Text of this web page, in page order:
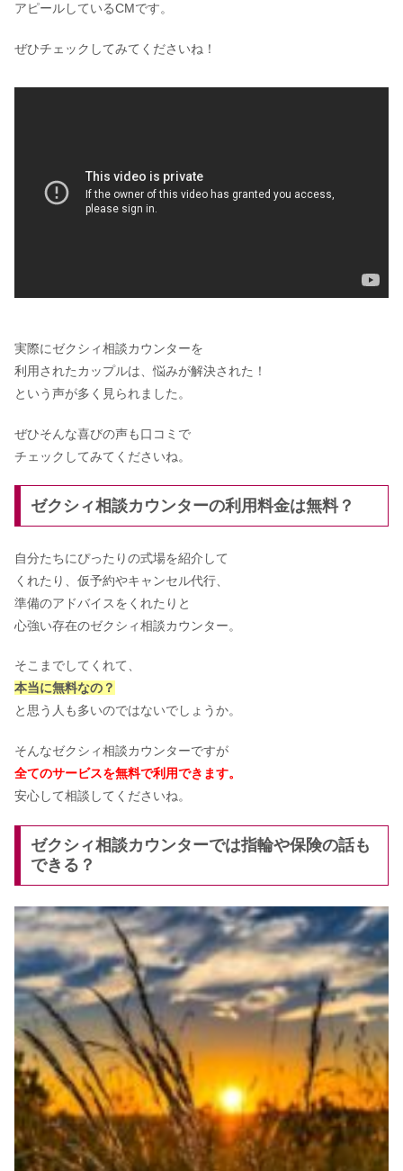
アピールしているCMです。
ぜひチェックしてみてくださいね！
実際にゼクシィ相談カウンターを
利用されたカップルは、悩みが解決された！
という声が多く見られました。
ぜひそんな喜びの声も口コミで
チェックしてみてくださいね。
ゼクシィ相談カウンターの利用料金は無料？
自分たちにぴったりの式場を紹介して
くれたり、仮予約やキャンセル代行、
準備のアドバイスをくれたりと
心強い存在のゼクシィ相談カウンター。
そこまでしてくれて、
本当に無料なの？
と思う人も多いのではないでしょうか。
そんなゼクシィ相談カウンターですが
全てのサービスを無料で利用できます。
安心して相談してくださいね。
ゼクシィ相談カウンターでは指輪や保険の話も
できる？